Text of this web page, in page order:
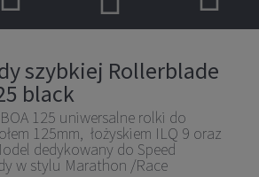
szybkiej Rollerblade
black
125 uniwersalne rolki do
125mm, łożyskiem ILQ 9 oraz
dedykowany do Speed
w stylu Marathon /Race